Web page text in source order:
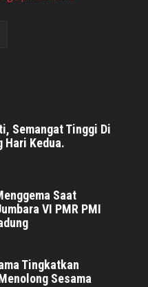
Semangat Tinggi Di
Hari Kedua.
Saat
VI PMR PMI
Tingkatkan
Sesama